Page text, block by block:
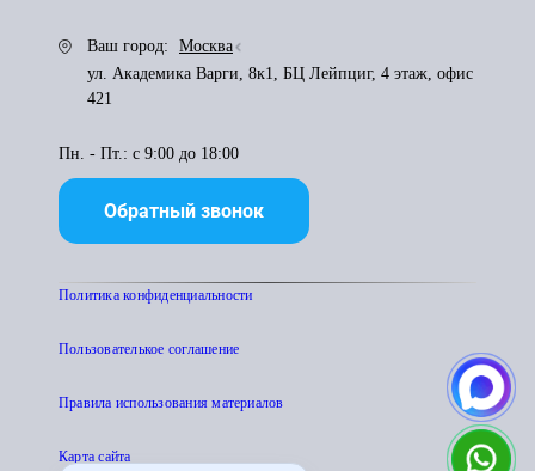
Ваш город:
Москва
ул. Академика Варги, 8к1, БЦ Лейпциг, 4 этаж, офис
421
Пн. - Пт.: с 9:00 до 18:00
Обратный звонок
Политика конфиденциальности
Пользователькое соглашение
Правила использования материалов
Карта сайта